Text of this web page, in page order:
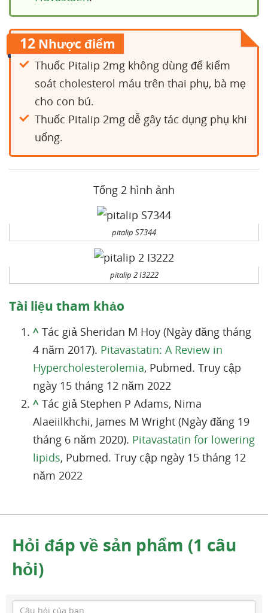
12 Nhược điểm
Thuốc Pitalip 2mg không dùng để kiểm
soát cholesterol máu trên thai phụ, bà mẹ
cho con bú.
Thuốc Pitalip 2mg dễ gây tác dụng phụ khi
uống.
Tổng 2 hình ảnh
pitalip S7344
pitalip 2 I3222
Tài liệu tham khảo
^ Tác giả Sheridan M Hoy (Ngày đăng tháng
4 năm 2017). Pitavastatin: A Review in
Hypercholesterolemia, Pubmed. Truy cập
ngày 15 tháng 12 năm 2022
^ Tác giả Stephen P Adams, Nima
Alaeiilkhchi, James M Wright (Ngày đăng 19
tháng 6 năm 2020). Pitavastatin for lowering
lipids, Pubmed. Truy cập ngày 15 tháng 12
năm 2022
Hỏi đáp về sản phẩm (1 câu
hỏi)